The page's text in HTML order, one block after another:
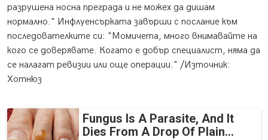
разрушена носна преграда и не можех да дишам
нормално." Инфлуенсърката завърши с послание към
последователките си: "Момичета, много внимавайте на
кого се доверявате. Когато е добър специалист, няма да
се налагат ревизии или още операции." /Източник:
Хотнюз
Fungus Is A Parasite, And It
Dies From A Drop Of Plain...